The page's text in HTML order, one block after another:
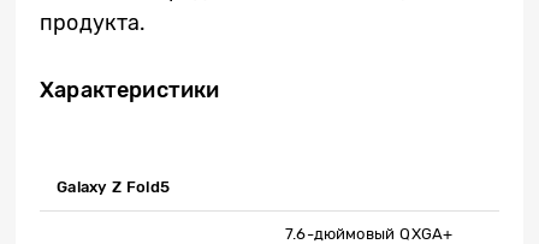
продукта.
Характеристики
​ Galaxy Z Fold5
7.6-дюймовый QXGA+